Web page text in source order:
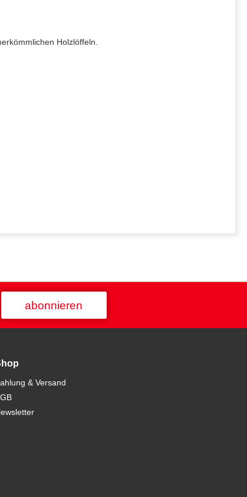
Holzlöffeln.
abonnieren
& Versand